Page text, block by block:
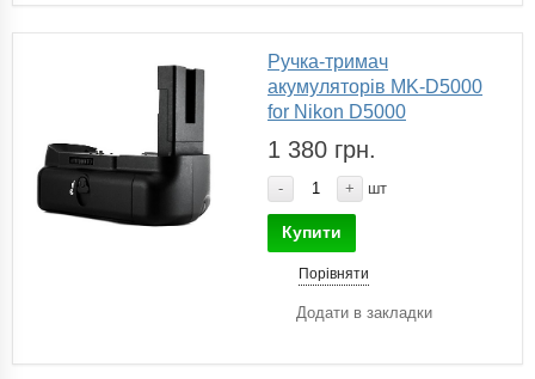
Ручка-тримач
акумуляторів MK-D5000
for Nikon D5000
1 380 грн.
- + шт
Купити
Порівняти
Додати в закладки